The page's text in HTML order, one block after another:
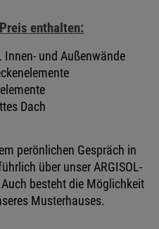
enthalten:
Innen- und Außenwände
Dach
perönlichen Gespräch in
über unser ARGISOL-
besteht die Möglichkeit
Musterhauses.